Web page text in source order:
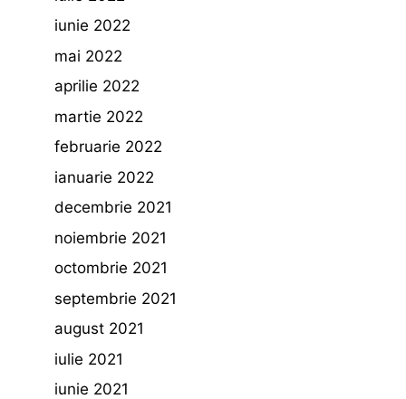
iunie 2022
mai 2022
aprilie 2022
martie 2022
februarie 2022
ianuarie 2022
decembrie 2021
noiembrie 2021
octombrie 2021
septembrie 2021
august 2021
iulie 2021
iunie 2021